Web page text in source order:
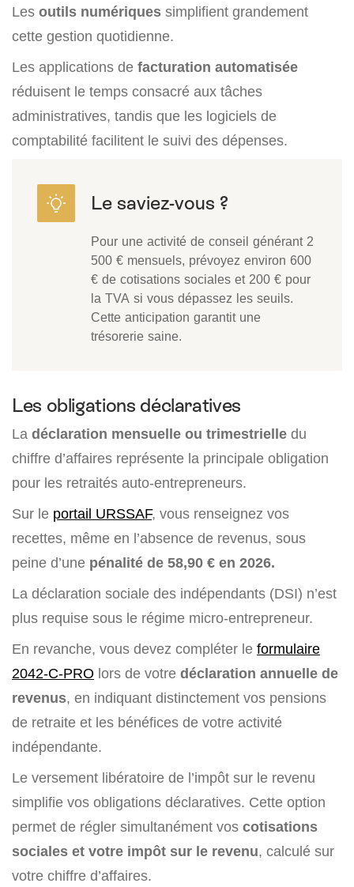
Les outils numériques simplifient grandement
cette gestion quotidienne.
Les applications de facturation automatisée
réduisent le temps consacré aux tâches
administratives, tandis que les logiciels de
comptabilité facilitent le suivi des dépenses.
Pour une activité de conseil générant 2
500 € mensuels, prévoyez environ 600
€ de cotisations sociales et 200 € pour
la TVA si vous dépassez les seuils.
Cette anticipation garantit une
trésorerie saine.
Les obligations déclaratives
La déclaration mensuelle ou trimestrielle du
chiffre d’affaires représente la principale obligation
pour les retraités auto-entrepreneurs.
Sur le portail URSSAF, vous renseignez vos
recettes, même en l’absence de revenus, sous
peine d’une pénalité de 58,90 € en 2026.
La déclaration sociale des indépendants (DSI) n’est
plus requise sous le régime micro-entrepreneur.
En revanche, vous devez compléter le formulaire
2042-C-PRO lors de votre déclaration annuelle de
revenus, en indiquant distinctement vos pensions
de retraite et les bénéfices de votre activité
indépendante.
Le versement libératoire de l’impôt sur le revenu
simplifie vos obligations déclaratives. Cette option
permet de régler simultanément vos cotisations
sociales et votre impôt sur le revenu, calculé sur
votre chiffre d’affaires.